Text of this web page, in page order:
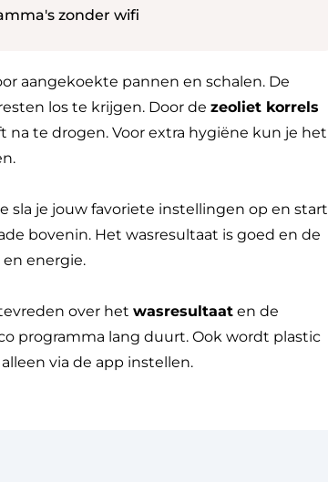
zonder wifi
aangekoekte pannen en schalen. De
los te krijgen. Door de zeoliet korrels
te drogen. Voor extra hygiëne kun je het
sla je jouw favoriete instellingen op en start
bovenin. Het wasresultaat is goed en de
energie.
over het wasresultaat en de
programma lang duurt. Ook wordt plastic
via de app instellen.